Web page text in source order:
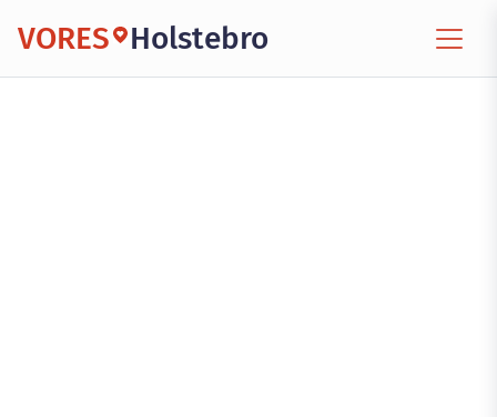
VORES Holstebro